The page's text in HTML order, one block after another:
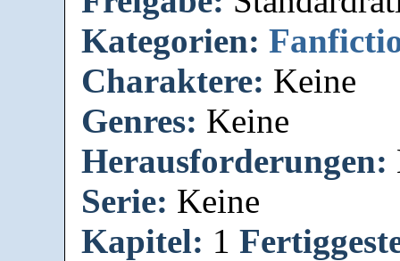
Kategorien:
Charaktere: Keine
Genres: Keine
Herausforderungen:
Serie: Keine
Kapitel: 1